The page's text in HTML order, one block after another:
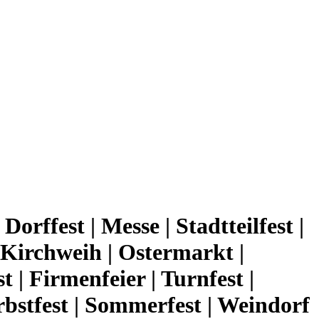
| Messe | Stadtteilfest |
| Ostermarkt |
| Firmenfeier | Turnfest |
| Sommerfest | Weindorf